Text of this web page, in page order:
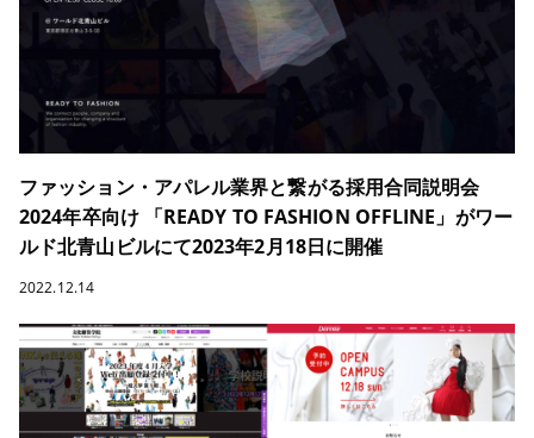
ファッション・アパレル業界と繋がる採用合同説明会
2024年卒向け 「READY TO FASHION OFFLINE」がワー
ルド北青山ビルにて2023年2月18日に開催
2022.12.14